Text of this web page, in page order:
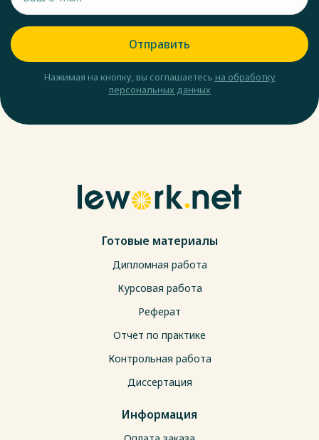
Отправить
Нажимая на кнопку, вы соглашаетесь на обработку
персональных данных
Готовые материалы
Дипломная работа
Курсовая работа
Реферат
Отчет по практике
Контрольная работа
Диссертация
Информация